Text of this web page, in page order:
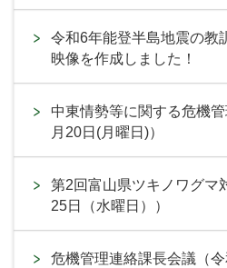
令和6年能登半島地震の教
映像を作成しました！
中東情勢等に関する危機
月20日(月曜日)）
第2回富山県ツキノワグマ
25日（水曜日））
危機管理連絡課長会議（